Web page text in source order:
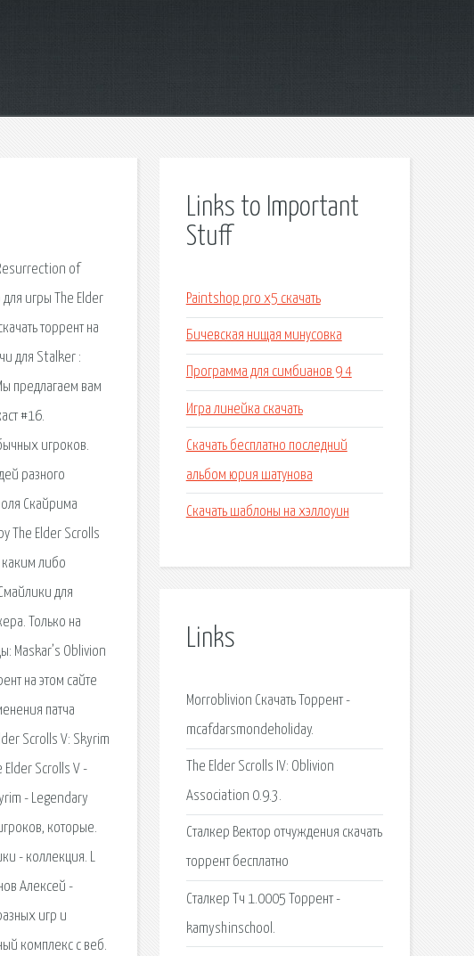
of
игры The Elder
торрент на
для Stalker :
предлагаем вам
#16.
игроков.
разного
Скайрима
The Elder Scrolls
каким либо
для
Только на
Maskar’s Oblivion
на этом сайте
патча
Scrolls V: Skyrim
Elder Scrolls V -
- Legendary
которые.
- коллекция. L
Алексей -
игр и
комплекс с веб.
Links to Important
Stuff
Paintshop pro x5 скачать
Бичевская нищая минусовка
Программа для симбианов 9 4
Игра линейка скачать
Скачать бесплатно последний
альбом юрия шатунова
Скачать шаблоны на хэллоуин
Links
Morroblivion Скачать Торрент -
mcafdarsmondeholiday.
The Elder Scrolls IV: Oblivion
Association 0.9.3.
Сталкер Вектор отчуждения скачать
торрент бесплатно
Сталкер Тч 1.0005 Торрент -
kamyshinschool.